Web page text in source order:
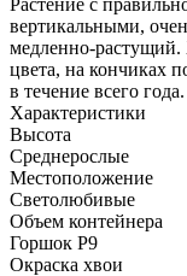
Растение с
вертикальными,
медленно-растущий.
цвета, на кончиках
в течение всего года.
Характеристики
Высота
Среднерослые
Местоположение
Светолюбивые
Объем контейнера
Горшок Р9
Окраска хвои